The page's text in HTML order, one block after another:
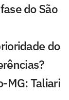
do São
do
MG: Taliari